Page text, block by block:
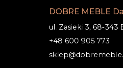
DOBRE MEBLE
ul. Zasieki 3, 68-343
+48 600 905 773